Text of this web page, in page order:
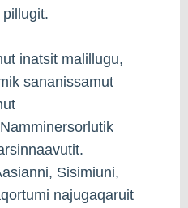
inatsit malillugu,
sananissamut
Sisimiuni,
najugaqaruit